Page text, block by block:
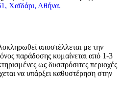
Χαϊδάρι, Αθήνα.
αποστέλλεται με την
παράδοσης κυμαίνεται από 1-3
ως δυσπρόσιτες περιοχές
να υπάρξει καθυστέρηση στην